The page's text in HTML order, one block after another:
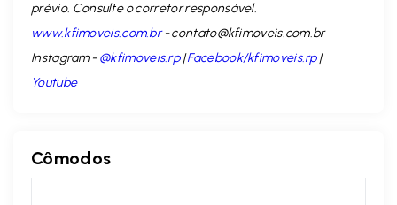
prévio. Consulte o corretor responsável.
www.kfimoveis.com.br-contato@kfimoveis.com.br
Instagram -@kfimoveis.rp|Facebook/kfimoveis.rp|
Youtube
Cômodos